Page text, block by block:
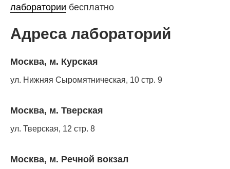
лаборатории бесплатно
Адреса лабораторий
Москва, м. Курская
ул. Нижняя Сыромятническая, 10 стр. 9
Москва, м. Тверская
ул. Тверская, 12 стр. 8
Москва, м. Речной вокзал